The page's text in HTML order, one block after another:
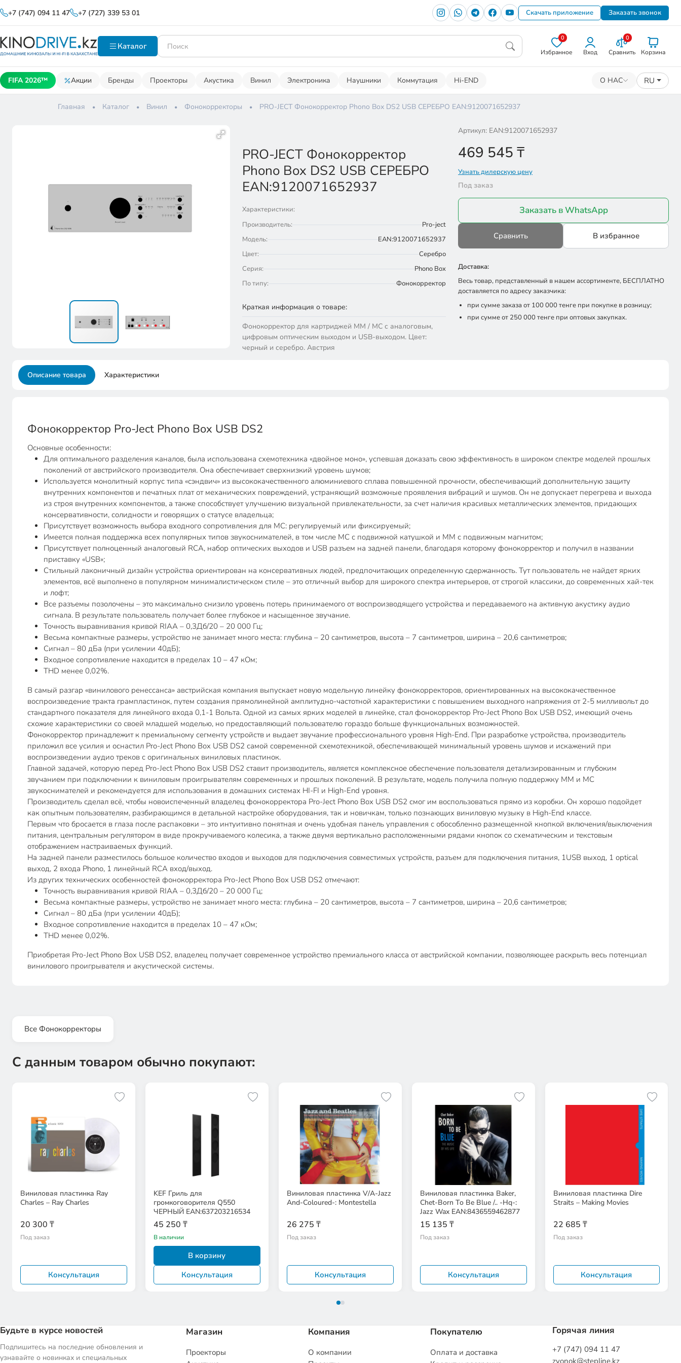
+7 (747) 094 11 47 +7 (727) 339 53 01 Скачать приложение Заказать звонок
Каталог
0
Избранное Вход
0
Сравнить Корзина
FIFA 2026™ Акции Бренды Проекторы Акустика Винил Электроника Наушники Коммутация Hi-END О НАС RU
Главная Каталог Винил Фонокорректоры PRO-JECT Фонокорректор Phono Box DS2 USB СЕРЕБРО EAN:9120071652937
PRO-JECT Фонокорректор
Phono Box DS2 USB СЕРЕБРО
EAN:9120071652937
Характеристики:
Производитель:
Pro-ject
Модель:
EAN:9120071652937
Цвет:
Серебро
Серия:
Phono Box
По типу:
Фонокорректор
Краткая информация о товаре:
Фонокорректор для картриджей MM / MC с аналоговым,
цифровым оптическим выходом и USB-выходом. Цвет:
черный и серебро. Австрия
Артикул: EAN:9120071652937
469 545 ₸
Узнать дилерскую цену
Под заказ
Заказать в WhatsApp
Сравнить В избранное
Доставка:
Весь товар, представленный в нашем ассортименте, БЕСПЛАТНО
доставляется по адресу заказчика:
при сумме заказа от 100 000 тенге при покупке в розницу;
при сумме от 250 000 тенге при оптовых закупках.
Описание товара Характеристики
Фонокорректор Pro-Ject Phono Box USB DS2
Основные особенности:
Для оптимального разделения каналов, была использована схемотехника «двойное моно», успевшая доказать свою эффективность в широком спектре моделей прошлых
поколений от австрийского производителя. Она обеспечивает сверхнизкий уровень шумов;
Используется монолитный корпус типа «сэндвич» из высококачественного алюминиевого сплава повышенной прочности, обеспечивающий дополнительную защиту
внутренних компонентов и печатных плат от механических повреждений, устраняющий возможные проявления вибраций и шумов. Он не допускает перегрева и выхода
из строя внутренних компонентов, а также способствует улучшению визуальной привлекательности, за счет наличия красивых металлических элементов, придающих
консервативности, солидности и говорящих о статусе владельца;
Присутствует возможность выбора входного сопротивления для MC: регулируемый или фиксируемый;
Имеется полная поддержка всех популярных типов звукоснимателей, в том числе МС с подвижной катушкой и ММ с подвижным магнитом;
Присутствует полноценный аналоговый RCA, набор оптических выходов и USB разъем на задней панели, благодаря которому фонокорректор и получил в названии
приставку «USB»;
Стильный лаконичный дизайн устройства ориентирован на консервативных людей, предпочитающих определенную сдержанность. Тут пользователь не найдет ярких
элементов, всё выполнено в популярном минималистическом стиле – это отличный выбор для широкого спектра интерьеров, от строгой классики, до современных хай-тек
и лофт;
Все разъемы позолочены – это максимально снизило уровень потерь принимаемого от воспроизводящего устройства и передаваемого на активную акустику аудио
сигнала. В результате пользователь получает более глубокое и насыщенное звучание.
Точность выравнивания кривой RIAA – 0,3Дб/20 – 20 000 Гц;
Весьма компактные размеры, устройство не занимает много места: глубина – 20 сантиметров, высота – 7 сантиметров, ширина – 20,6 сантиметров;
Сигнал – 80 дБа (при усилении 40дБ);
Входное сопротивление находится в пределах 10 – 47 кОм;
THD менее 0,02%.
В самый разгар «винилового ренессанса» австрийская компания выпускает новую модельную линейку фонокорректоров, ориентированных на высококачественное
воспроизведение тракта грампластинок, путем создания прямолинейной амплитудно-частотной характеристики с повышением выходного напряжения от 2-5 милливольт до
стандартного показателя для линейного входа 0,1-1 Вольта. Одной из самых ярких моделей в линейке, стал фонокорректор Pro-Ject Phono Box USB DS2, имеющий очень
схожие характеристики со своей младшей моделью, но предоставляющий пользователю гораздо больше функциональных возможностей.
Фонокорректор принадлежит к премиальному сегменту устройств и выдает звучание профессионального уровня High-End. При разработке устройства, производитель
приложил все усилия и оснастил Pro-Ject Phono Box USB DS2 самой современной схемотехникой, обеспечивающей минимальный уровень шумов и искажений при
воспроизведении аудио треков с оригинальных виниловых пластинок.
Главной задачей, которую перед Pro-Ject Phono Box USB DS2 ставит производитель, является комплексное обеспечение пользователя детализированным и глубоким
звучанием при подключении к виниловым проигрывателям современных и прошлых поколений. В результате, модель получила полную поддержку ММ и МС
звукоснимателей и рекомендуется для использования в домашних системах HI-FI и High-End уровня.
Производитель сделал всё, чтобы новоиспеченный владелец фонокорректора Pro-Ject Phono Box USB DS2 смог им воспользоваться прямо из коробки. Он хорошо подойдет
как опытным пользователям, разбирающимся в детальной настройке оборудования, так и новичкам, только познающих виниловую музыку в High-End классе.
Первым что бросается в глаза после распаковки – это интуитивно понятная и очень удобная панель управления с обособленно размещенной кнопкой включения/выключения
питания, центральным регулятором в виде прокручиваемого колесика, а также двумя вертикально расположенными рядами кнопок со схематическим и текстовым
отображением настраиваемых функций.
На задней панели разместилось большое количество входов и выходов для подключения совместимых устройств, разъем для подключения питания, 1USB выход, 1 optical
выход, 2 входа Phono, 1 линейный RCA вход/выход.
Из других технических особенностей фонокорректора Pro-Ject Phono Box USB DS2 отмечают:
Точность выравнивания кривой RIAA – 0,3Дб/20 – 20 000 Гц;
Весьма компактные размеры, устройство не занимает много места: глубина – 20 сантиметров, высота – 7 сантиметров, ширина – 20,6 сантиметров;
Сигнал – 80 дБа (при усилении 40дБ);
Входное сопротивление находится в пределах 10 – 47 кОм;
THD менее 0,02%.
Приобретая Pro-Ject Phono Box USB DS2, владелец получает современное устройство премиального класса от австрийской компании, позволяющее раскрыть весь потенциал
винилового проигрывателя и акустической системы.
Все Фонокорректоры
С данным товаром обычно покупают:
Виниловая пластинка Ray
Charles – Ray Charles
20 300 ₸
Под заказ
Консультация
KEF Гриль для
громкоговорителя Q550
ЧЕРНЫЙ EAN:637203216534
45 250 ₸
В наличии
В корзину
Консультация
Виниловая пластинка V/A-Jazz
And-Coloured-: Montestella
26 275 ₸
Под заказ
Консультация
Виниловая пластинка Baker,
Chet-Born To Be Blue /.. -Hq-:
Jazz Wax EAN:8436559462877
15 135 ₸
Под заказ
Консультация
Виниловая пластинка Dire
Straits – Making Movies
22 685 ₸
Под заказ
Консультация
Будьте в курсе новостей
Подпишитесь на последние обновления и
узнавайте о новинках и специальных
Магазин
Проекторы
Компания
О компании
Покупателю
Оплата и доставка
Горячая линия
+7 (747) 094 11 47
zvonok@stepline.kz